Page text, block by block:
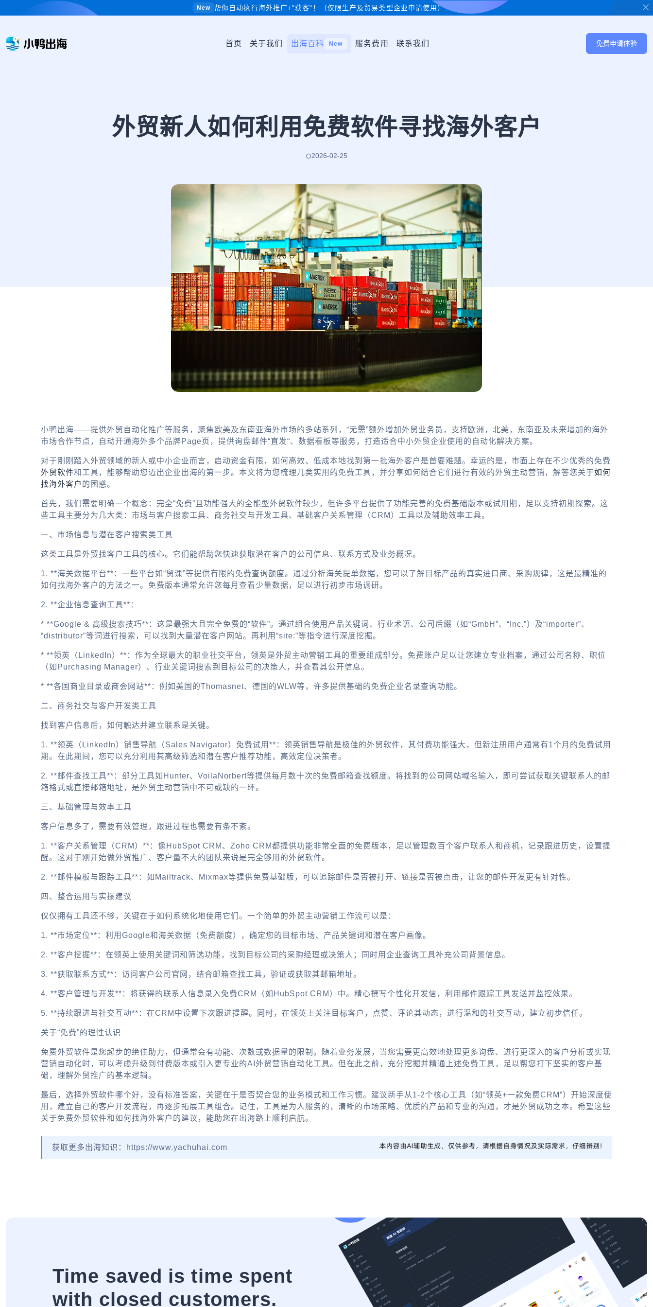
New 帮你自动执行海外推广+"获客"！（仅限生产及贸易类型企业申请使用）
首页 关于我们 出海百科 New 服务费用 联系我们 免费申请体验
外贸新人如何利用免费软件寻找海外客户
2026-02-25
小鸭出海——提供外贸自动化推广等服务，聚焦欧美及东南亚海外市场的多站系列，“无需”额外增加外贸业务员，支持欧洲，北美，东南亚及未来增加的海外
市场合作节点，自动开通海外多个品牌Page页，提供询盘邮件“直发“、数据看板等服务，打造适合中小外贸企业使用的自动化解决方案。
对于刚刚踏入外贸领域的新人或中小企业而言，启动资金有限，如何高效、低成本地找到第一批海外客户是首要难题。幸运的是，市面上存在不少优秀的免费
外贸软件和工具，能够帮助您迈出企业出海的第一步。本文将为您梳理几类实用的免费工具，并分享如何结合它们进行有效的外贸主动营销，解答您关于如何
找海外客户 的困惑。
首先，我们需要明确一个概念：完全“免费”且功能强大的全能型外贸软件较少，但许多平台提供了功能完善的免费基础版本或试用期，足以支持初期探索。这
些工具主要分为几大类：市场与客户搜索工具、商务社交与开发工具、基础客户关系管理（CRM）工具以及辅助效率工具。
一、市场信息与潜在客户搜索类工具
这类工具是外贸找客户工具的核心。它们能帮助您快速获取潜在客户的公司信息、联系方式及业务概况。
1. **海关数据平台**：一些平台如“贸课”等提供有限的免费查询额度。通过分析海关提单数据，您可以了解目标产品的真实进口商、采购规律，这是最精准的
如何找海外客户的方法之一。免费版本通常允许您每月查看少量数据，足以进行初步市场调研。
2. **企业信息查询工具**：
* **Google & 高级搜索技巧**：这是最强大且完全免费的“软件”。通过组合使用产品关键词、行业术语、公司后缀（如“GmbH”、“Inc.”）及“importer”、
“distributor”等词进行搜索，可以找到大量潜在客户网站。再利用“site:”等指令进行深度挖掘。
* **领英（LinkedIn）**：作为全球最大的职业社交平台，领英是外贸主动营销工具的重要组成部分。免费账户足以让您建立专业档案，通过公司名称、职位
（如Purchasing Manager）、行业关键词搜索到目标公司的决策人，并查看其公开信息。
* **各国商业目录或商会网站**：例如美国的Thomasnet、德国的WLW等，许多提供基础的免费企业名录查询功能。
二、商务社交与客户开发类工具
找到客户信息后，如何触达并建立联系是关键。
1. **领英（LinkedIn）销售导航（Sales Navigator）免费试用**：领英销售导航是极佳的外贸软件，其付费功能强大，但新注册用户通常有1个月的免费试用
期。在此期间，您可以充分利用其高级筛选和潜在客户推荐功能，高效定位决策者。
2. **邮件查找工具**：部分工具如Hunter、VoilaNorbert等提供每月数十次的免费邮箱查找额度。将找到的公司网站域名输入，即可尝试获取关键联系人的邮
箱格式或直接邮箱地址，是外贸主动营销中不可或缺的一环。
三、基础管理与效率工具
客户信息多了，需要有效管理，跟进过程也需要有条不紊。
1. **客户关系管理（CRM）**：像HubSpot CRM、Zoho CRM都提供功能非常全面的免费版本，足以管理数百个客户联系人和商机，记录跟进历史，设置提
醒。这对于刚开始做外贸推广、客户量不大的团队来说是完全够用的外贸软件。
2. **邮件模板与跟踪工具**：如Mailtrack、Mixmax等提供免费基础版，可以追踪邮件是否被打开、链接是否被点击，让您的邮件开发更有针对性。
四、整合运用与实操建议
仅仅拥有工具还不够，关键在于如何系统化地使用它们。一个简单的外贸主动营销工作流可以是：
1. **市场定位**：利用Google和海关数据（免费额度），确定您的目标市场、产品关键词和潜在客户画像。
2. **客户挖掘**：在领英上使用关键词和筛选功能，找到目标公司的采购经理或决策人；同时用企业查询工具补充公司背景信息。
3. **获取联系方式**：访问客户公司官网，结合邮箱查找工具，验证或获取其邮箱地址。
4. **客户管理与开发**：将获得的联系人信息录入免费CRM（如HubSpot CRM）中。精心撰写个性化开发信，利用邮件跟踪工具发送并监控效果。
5. **持续跟进与社交互动**：在CRM中设置下次跟进提醒。同时，在领英上关注目标客户，点赞、评论其动态，进行温和的社交互动，建立初步信任。
关于“免费”的理性认识
免费外贸软件是您起步的绝佳助力，但通常会有功能、次数或数据量的限制。随着业务发展，当您需要更高效地处理更多询盘、进行更深入的客户分析或实现
营销自动化时，可以考虑升级到付费版本或引入更专业的AI外贸营销自动化工具。但在此之前，充分挖掘并精通上述免费工具，足以帮您打下坚实的客户基
础，理解外贸推广的基本逻辑。
最后，选择外贸软件哪个好，没有标准答案，关键在于是否契合您的业务模式和工作习惯。建议新手从1-2个核心工具（如“领英+一款免费CRM”）开始深度使
用，建立自己的客户开发流程，再逐步拓展工具组合。记住，工具是为人服务的，清晰的市场策略、优质的产品和专业的沟通，才是外贸成功之本。希望这些
关于免费外贸软件和如何找海外客户的建议，能助您在出海路上顺利启航。
获取更多出海知识：https://www.yachuhai.com
Time saved is time spent
with closed customers.